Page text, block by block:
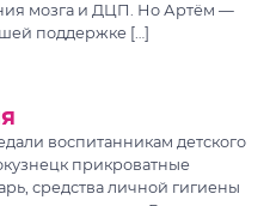
мозга и ДЦП. Но Артём —
поддержке […]
воспитанникам детского
прикроватные
средства личной гигиены